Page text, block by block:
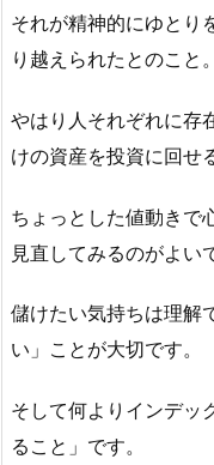
それが精神的にゆとり
り越えられたとのこと。
やはり人それぞれに存
けの資産を投資に回せ
ちょっとした値動きで
見直してみるのがよい
儲けたい気持ちは理解
い」ことが大切です。
そして何よりインデッ
ること」です。